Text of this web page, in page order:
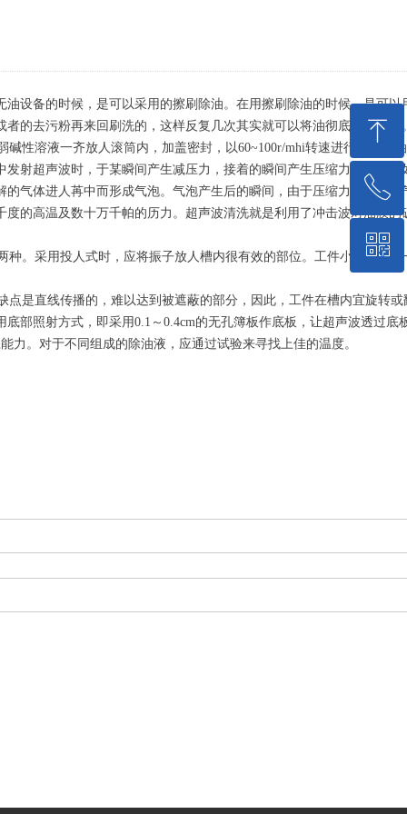
设备的时候，是可以采用的擦刷除油。在用擦刷除油的时候，是可
的去污粉再来回刷洗的，这样反复几次其实就可以将油彻底的除掉了
溶液一齐放人滚筒内，加盖密封，以60~100r/mhi转速进行滚打除
射超声波时，于某瞬间产生减压力，接着的瞬间产生压缩力的作用
气体进人苒中而形成气泡。气泡产生后的瞬间，由于压缩力的作用
的高温及数十万千帕的历力。超声波清洗就是利用了冲击波对油膜
。采用投人式时，应将振子放人槽内很有效的部位。工件小时采用髙
是直线传播的，难以达到被遮蔽的部分，因此，工件在槽内宜旋转或
部照射方式，即采用0.1～0.4cm的无孔簿板作底板，让超声波透过底
力。对于不同组成的除油液，应通过试验来寻找上佳的温度。
ꁸ
回到顶部
ꂅ
15771715508
ꀥ
微信二维码